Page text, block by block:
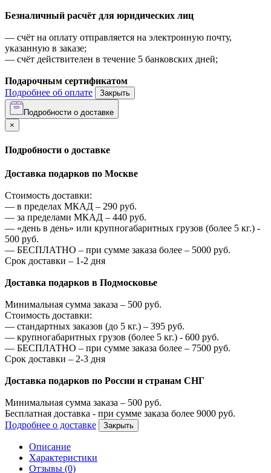
Безналичный расчёт для юридических лиц
— счёт на оплату отправляется на электронную почту,
указанную в заказе;
— счёт действителен в течение 5 банковских дней;
Подарочным сертификатом
Подробнее об оплате
Закрыть
Подробности о доставке
×
Подробности о доставке
Доставка подарков по Москве
Стоимость доставки:
— в пределах МКАД – 290 руб.
— за пределами МКАД – 440 руб.
— «день в день» или крупногабаритных грузов (более 5 кг.) -
500 руб.
— БЕСПЛАТНО – при сумме заказа более – 5000 руб.
Срок доставки – 1-2 дня
Доставка подарков в Подмосковье
Минимальная сумма заказа – 500 руб.
Стоимость доставки:
— стандартных заказов (до 5 кг.) – 395 руб.
— крупногабаритных грузов (более 5 кг.) - 600 руб.
— БЕСПЛАТНО – при сумме заказа более – 7500 руб.
Срок доставки – 2-3 дня
Доставка подарков по России и странам СНГ
Минимальная сумма заказа – 500 руб.
Бесплатная доставка - при сумме заказа более 9000 руб.
Подробнее о доставке
Закрыть
Описание
Характеристики
Отзывы (0)